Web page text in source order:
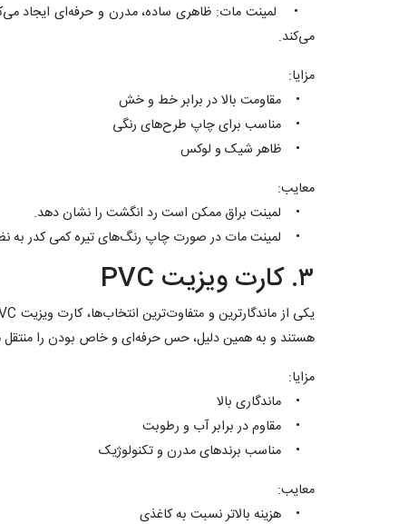
• لمینت مات: ظاهری ساده، مدرن و حرفه‌ای ایجاد
می‌کند.
مزایا:
• مقاومت بالا در برابر خط و خش
• مناسب برای چاپ طرح‌های رنگی
• ظاهر شیک و لوکس
معایب:
• لمینت براق ممکن است رد انگشت را نشان دهد.
• لمینت مات در صورت چاپ رنگ‌های تیره کمی کدر به
۳. کارت ویزیت PVC
هستند و به همین دلیل، حس حرفه‌ای و خاص بودن را منتقل
مزایا:
• ماندگاری بالا
• مقاوم در برابر آب و رطوبت
• مناسب برندهای مدرن و تکنولوژیک
معایب:
• هزینه بالاتر نسبت به کاغذی